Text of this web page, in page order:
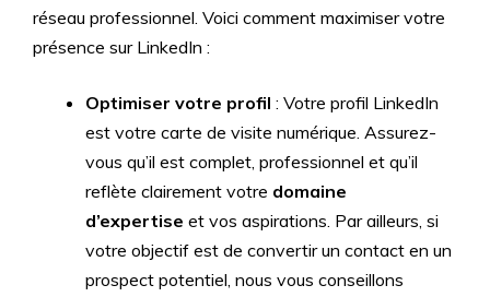
réseau professionnel. Voici comment maximiser votre
présence sur LinkedIn :
Optimiser votre profil : Votre profil LinkedIn
est votre carte de visite numérique. Assurez-
vous qu’il est complet, professionnel et qu’il
reflète clairement votre domaine
d’expertise et vos aspirations. Par ailleurs, si
votre objectif est de convertir un contact en un
prospect potentiel, nous vous conseillons